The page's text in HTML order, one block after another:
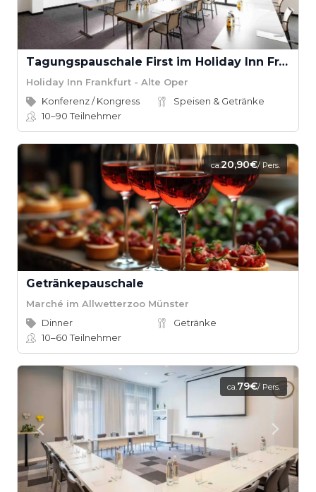
Tagungspauschale First im Holiday Inn Frankfurt - Alte Oper
Holiday Inn Frankfurt - Alte Oper
Konferenz / Kongress
Speisen & Getränke
10–90Teilnehmer
ca.20,90€/ Pers.
Getränkepauschale
Marché im Allwetterzoo Münster
Dinner
Getränke
10–60Teilnehmer
ca.79€/ Pers.